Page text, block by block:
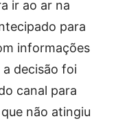
ir ao ar na
para
informações
decisão foi
canal para
não atingiu